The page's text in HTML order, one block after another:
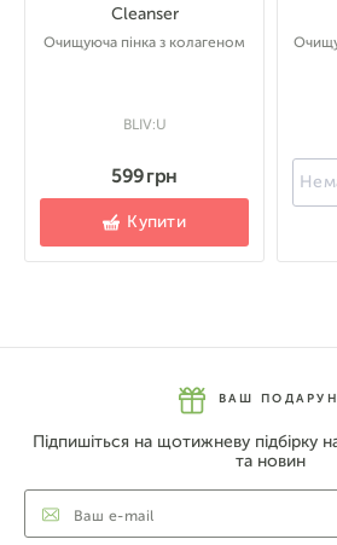
Cleanser
Очищуюча пінка з колагеном
BLIV:U
599 грн
Купити
ВАШ
Підпишіться на щотижневу підбірку
та новин